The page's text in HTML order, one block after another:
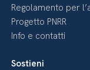
Regolamento per
Progetto PNRR
Info e contatti
Sostieni